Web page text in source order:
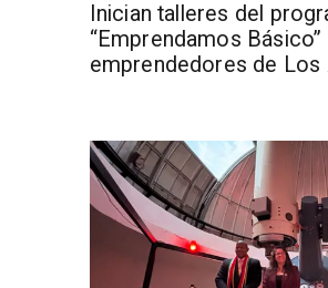
Inician talleres del
“Emprendamos
emprendedores de Los